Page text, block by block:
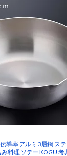
導率 アルミ 3層鋼 ス
料理 ソテー KOGU 考